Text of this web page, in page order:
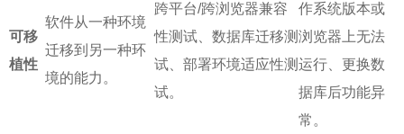
可移
植性
软件从一种环境
迁移到另一种环
境的能力。
跨平台/跨浏览器兼容
性测试、数据库迁移测
试、部署环境适应性测
试。
作系统版本或
浏览器上无法
运行、更换数
据库后功能异
常。